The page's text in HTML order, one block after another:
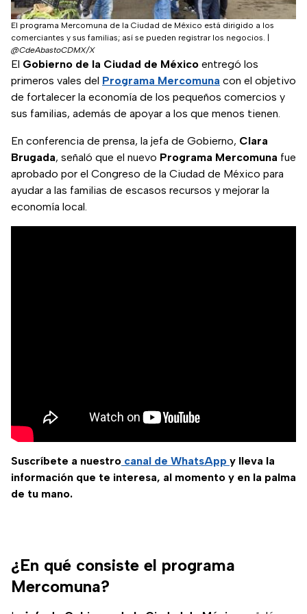
El programa Mercomuna de la Ciudad de México está dirigido a los
comerciantes y sus familias; así se pueden registrar los negocios.
@CdeAbastoCDMX/X
El Gobierno de la Ciudad de México entregó los
primeros vales del Programa Mercomuna con el objetivo
de fortalecer la economía de los pequeños comercios y
sus familias, además de apoyar a los que menos tienen.
En conferencia de prensa, la jefa de Gobierno, Clara
Brugada, señaló que el nuevo Programa Mercomuna fue
aprobado por el Congreso de la Ciudad de México para
ayudar a las familias de escasos recursos y mejorar la
economía local.
Suscríbete a nuestro canal de WhatsApp y lleva la
información que te interesa, al momento y en la palma
de tu mano.
¿En qué consiste el programa
Mercomuna?